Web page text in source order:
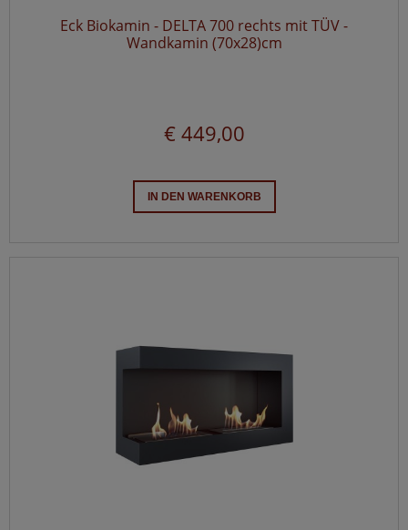
Eck Biokamin - DELTA 700 rechts mit TÜV -
Wandkamin (70x28)cm
€ 449,00
IN DEN WARENKORB